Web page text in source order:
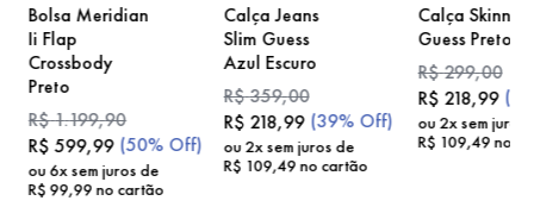
Bolsa Meridian
Ii Flap
Crossbody
Preto
R$1.199,90
R$ 599,99 (50% Off)
ou 6x sem juros de
R$ 99,99no cartão
Calça Jeans
Slim Guess
Azul Escuro
R$359,00
R$ 218,99 (39% Off)
ou2x sem juros de
R$ 109,49no cartão
Calça Skinny
Guess Preto
R$299,00
R$ 218,99 (
ou 2x sem juros
R$ 109,49no